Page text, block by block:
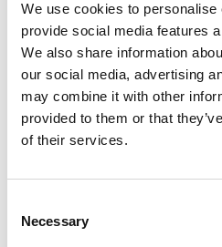
We use cookies to personalise
provide social media features
We also share information
our social media, advertising
may combine it with other
provided to them or that
of their services.
Selection
Necessary
initierat om olika tångsorter
henne laga olika tångrätter.
en ”future food” som inte
lyxrestauranger utan även i
tycker Nicole.
Efter mötet med Linnea gick
vinnare 2018) väntade,
han arbetar med lokala